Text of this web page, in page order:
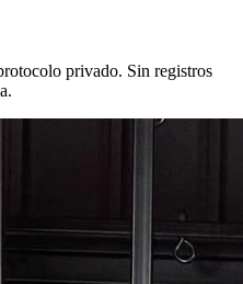
privado. Sin registros